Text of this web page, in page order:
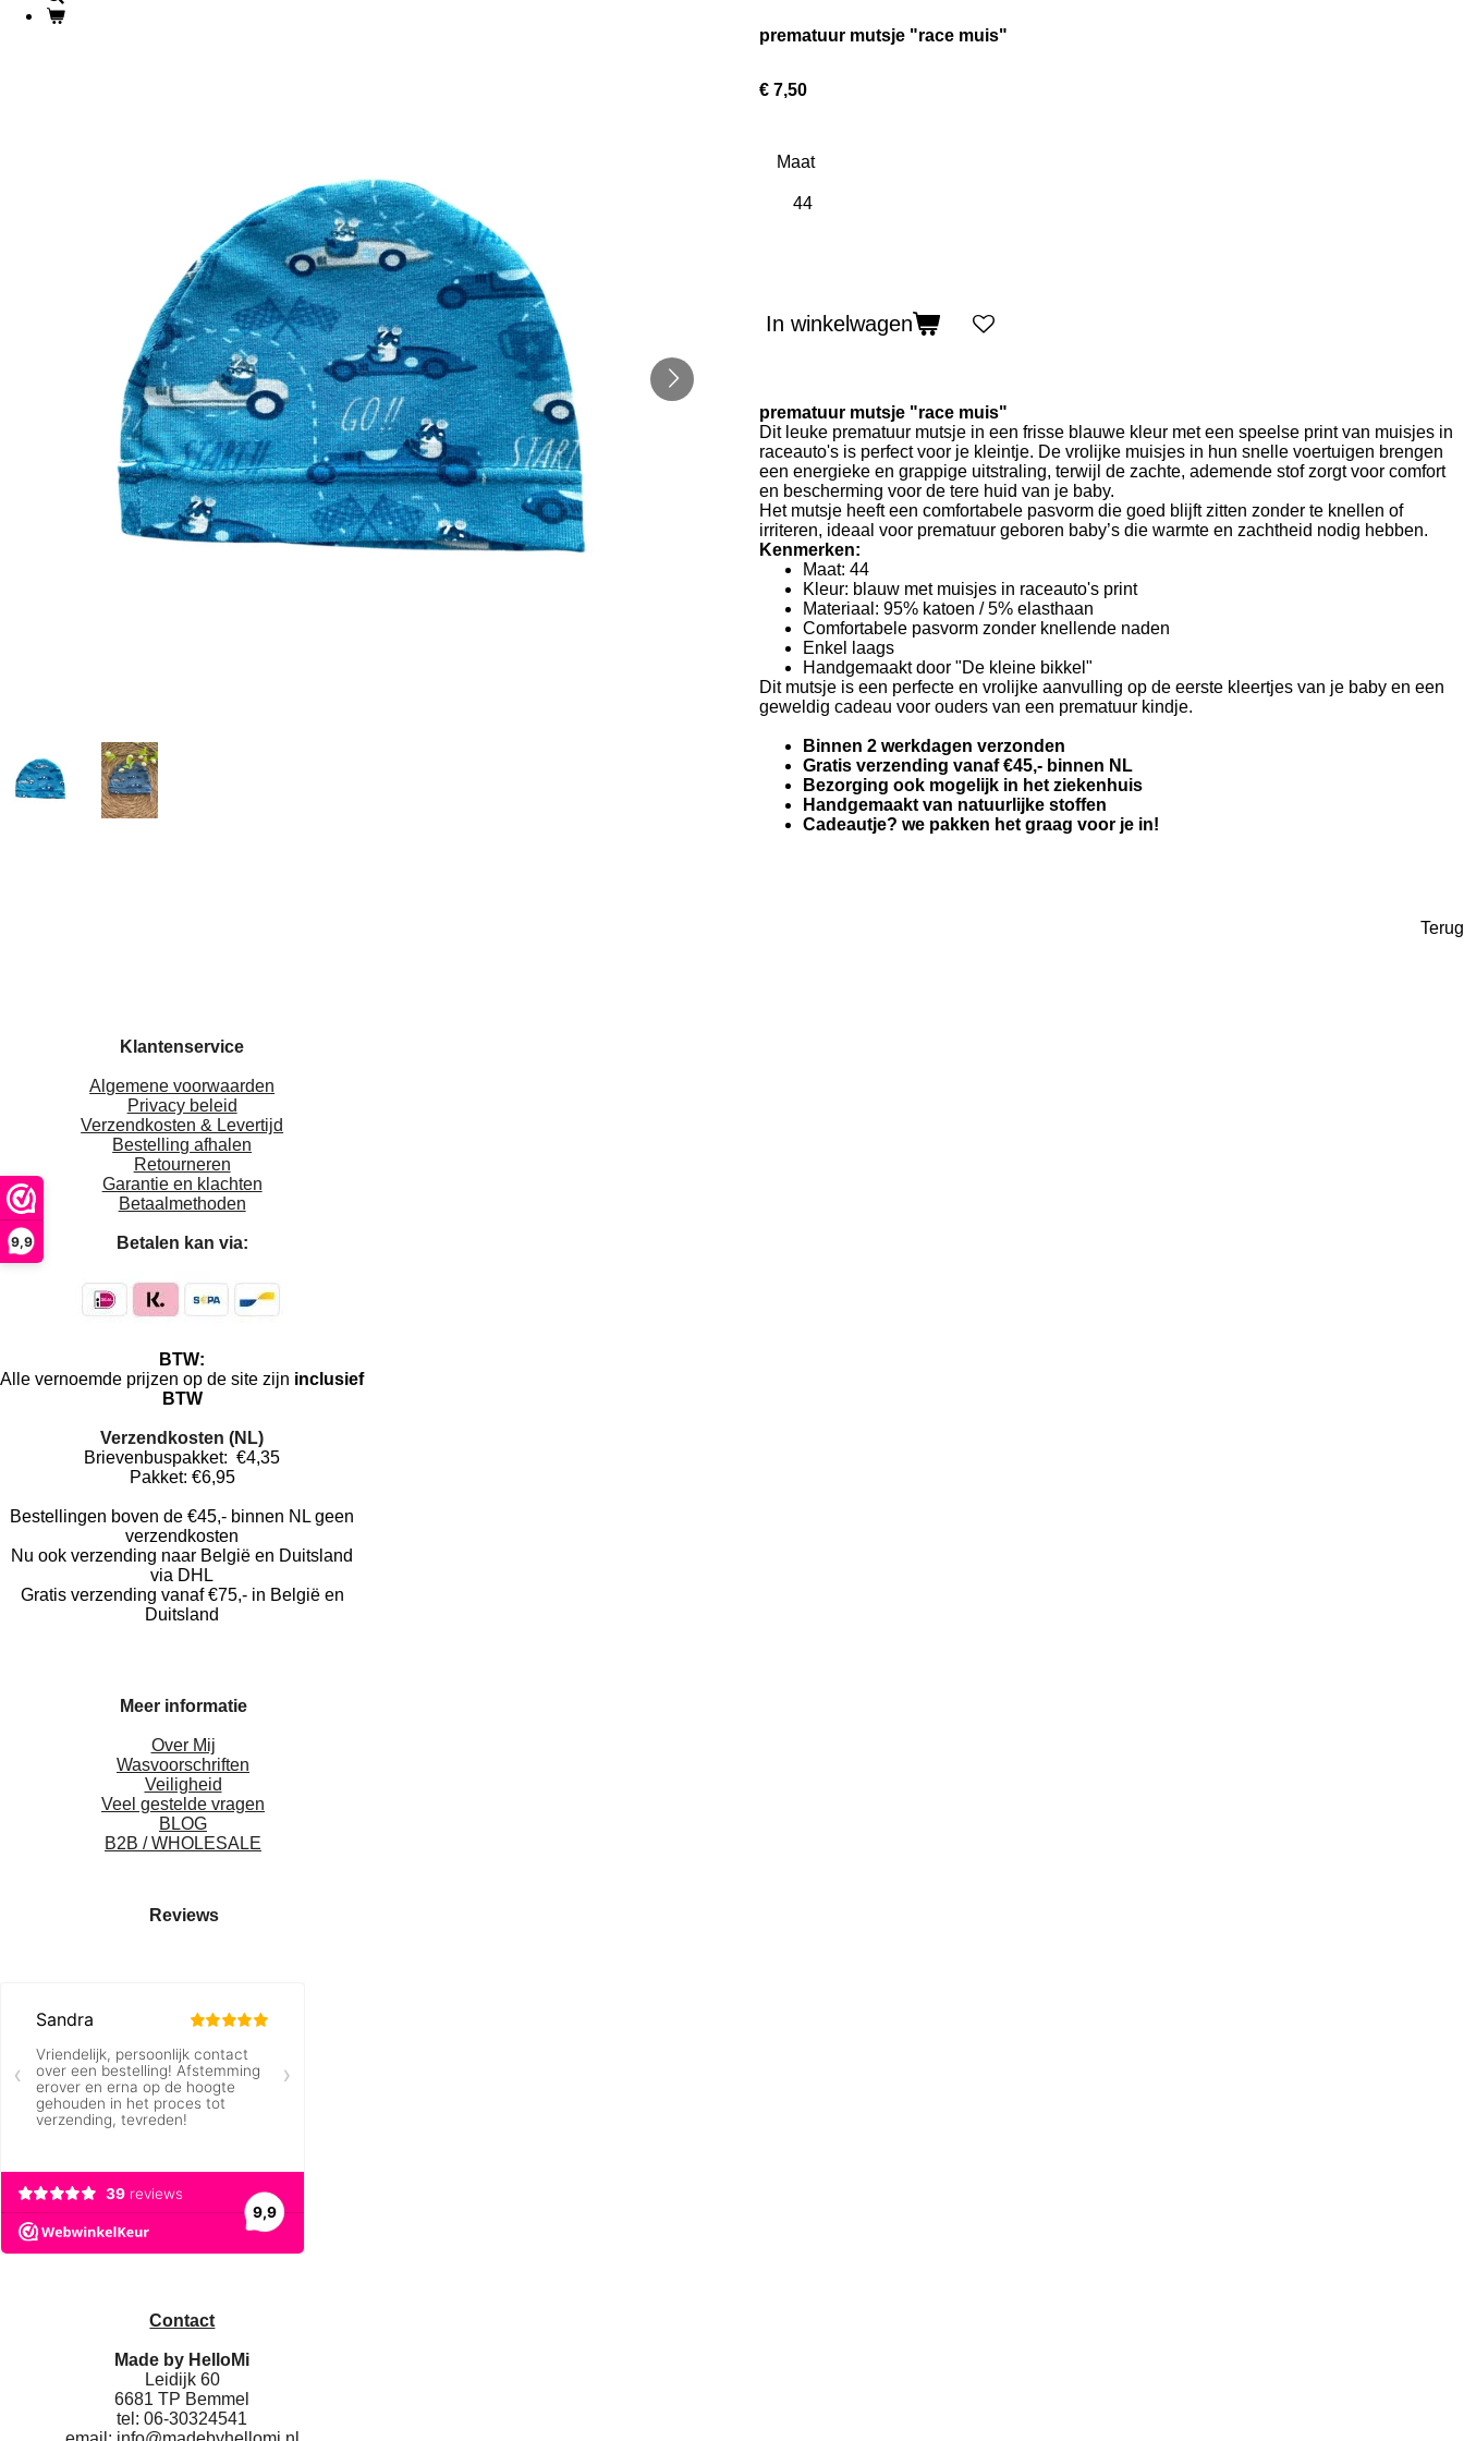
9,9
prematuur mutsje "race muis"
€ 7,50
Maat
In winkelwagen
prematuur mutsje "race muis"
Dit leuke prematuur mutsje in een frisse blauwe kleur met een speelse print van muisjes in
raceauto's is perfect voor je kleintje. De vrolijke muisjes in hun snelle voertuigen brengen
een energieke en grappige uitstraling, terwijl de zachte, ademende stof zorgt voor comfort
en bescherming voor de tere huid van je baby.
Het mutsje heeft een comfortabele pasvorm die goed blijft zitten zonder te knellen of
irriteren, ideaal voor prematuur geboren baby’s die warmte en zachtheid nodig hebben.
Kenmerken:
Maat: 44
Kleur: blauw met muisjes in raceauto's print
Materiaal: 95% katoen / 5% elasthaan
Comfortabele pasvorm zonder knellende naden
Enkel laags
Handgemaakt door "De kleine bikkel"
Dit mutsje is een perfecte en vrolijke aanvulling op de eerste kleertjes van je baby en een
geweldig cadeau voor ouders van een prematuur kindje.
Binnen 2 werkdagen verzonden
Gratis verzending vanaf €45,- binnen NL
Bezorging ook mogelijk in het ziekenhuis
Handgemaakt van natuurlijke stoffen
Cadeautje? we pakken het graag voor je in!
Terug
Klantenservice
Algemene voorwaarden
Privacy beleid
Verzendkosten & Levertijd
Bestelling afhalen
Retourneren
Garantie en klachten
Betaalmethoden
Betalen kan via:
BTW:
Alle vernoemde prijzen op de site zijn inclusief
BTW
Verzendkosten (NL)
Brievenbuspakket: €4,35
Pakket: €6,95
Bestellingen boven de €45,- binnen NL geen
verzendkosten
Nu ook verzending naar België en Duitsland
via DHL
Gratis verzending vanaf €75,- in België en
Duitsland
Meer informatie
Over Mij
Wasvoorschriften
Veiligheid
Veel gestelde vragen
BLOG
B2B / WHOLESALE
Reviews
Contact
Made by HelloMi
Leidijk 60
6681 TP Bemmel
tel: 06-30324541